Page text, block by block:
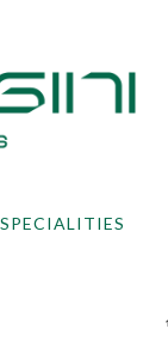
SPECIALITIES